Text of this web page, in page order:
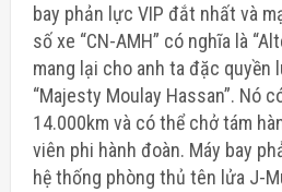
bay phản lực VIP đắt nhất và
số xe “CN-AMH” có nghĩa là
mang lại cho anh ta đặc quyền
“Majesty Moulay Hassan”. Nó
14.000km và có thể chở tám
viên phi hành đoàn. Máy bay
hệ thống phòng thủ tên lửa J-